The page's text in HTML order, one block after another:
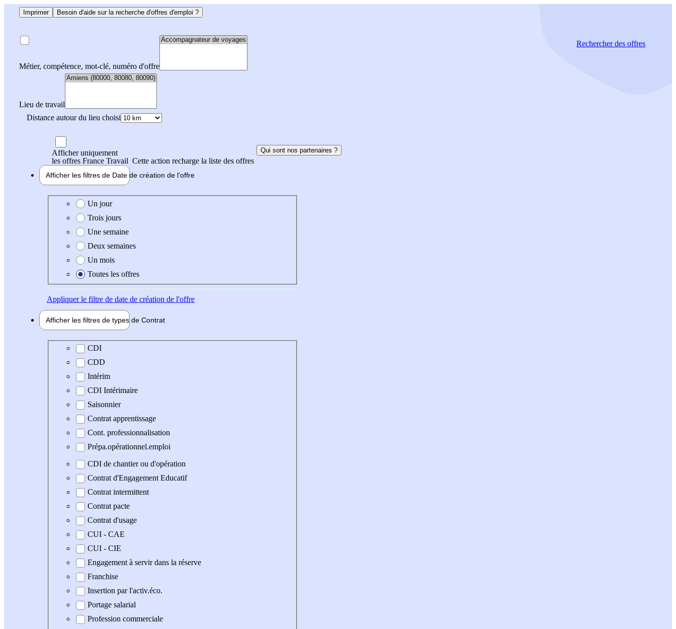
Imprimer Besoin d'aide sur la recherche d'offres d'emploi ?
Métier, compétence, mot-clé, numéro d'offre
Lieu de travail
Distance autour du lieu choisi
Rechercherdes offres
Afficher uniquement
les offres France Travail Cette action recharge la liste des offres
Qui sont nos partenaires ?
Afficher les filtres de Date de création de l'offre
Date de création de l'offre
Un jour
Trois jours
Une semaine
Deux semaines
Un mois
Toutes les offres
Appliquerle filtre de date de création de l'offre
Afficher les filtres de types de Contrat
Type de contrat
CDI
CDD
Intérim
CDI Intérimaire
Saisonnier
Contrat apprentissage
Cont. professionnalisation
Prépa.opérationnel.emploi
CDI de chantier ou d'opération
Contrat d'Engagement Educatif
Contrat intermittent
Contrat pacte
Contrat d'usage
CUI - CAE
CUI - CIE
Engagement à servir dans la réserve
Franchise
Insertion par l'activ.éco.
Portage salarial
Profession commerciale